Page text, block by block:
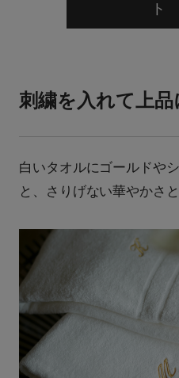
ト
刺繍を入れて上品
白いタオルにゴールドや
と、さりげない華やかさ